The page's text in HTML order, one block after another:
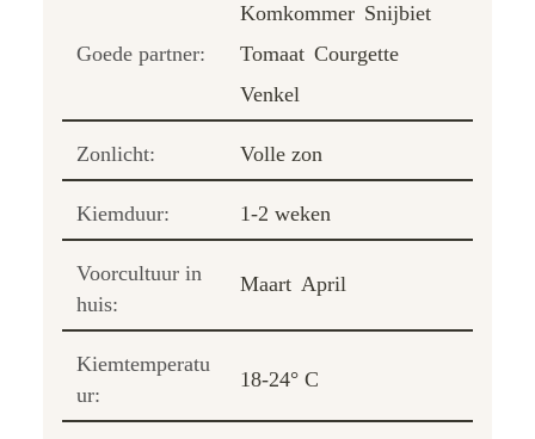
Goede partner:
Komkommer Snijbiet
Tomaat Courgette
Venkel
Zonlicht: Volle zon
Kiemduur: 1-2 weken
Voorcultuur in
huis:
Maart April
Kiemtemperatu
ur:
18-24° C